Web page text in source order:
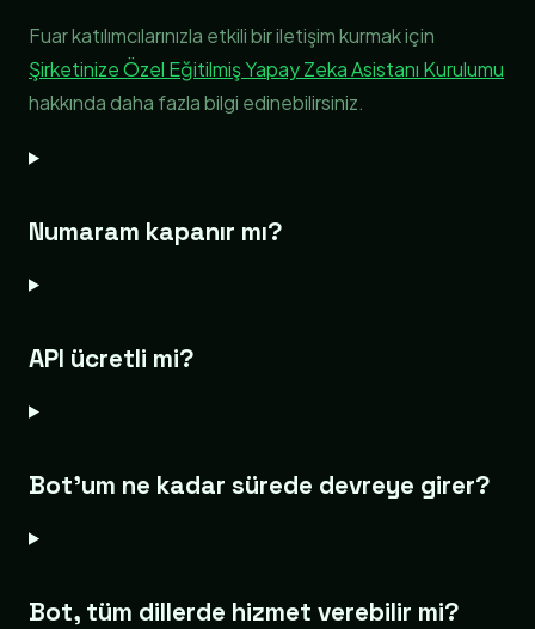
Fuar katılımcılarınızla etkili bir iletişim kurmak için
Şirketinize Özel Eğitilmiş Yapay Zeka Asistanı Kurulumu
hakkında daha fazla bilgi edinebilirsiniz.
Numaram kapanır mı?
API ücretli mi?
Bot’um ne kadar sürede devreye girer?
Bot, tüm dillerde hizmet verebilir mi?